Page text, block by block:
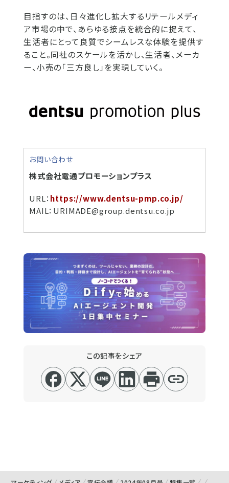
目指すのは、日々進化し拡大するリテールメディ
ア市場の中で、あらゆる接点を統合的に捉えて、
生活者にとって良質でシームレスな体験を提供す
ること。同社のスケールを活かし、生活者、メーカ
ー、小売の「三方良し」を実現していく。
お問い合わせ
株式会社電通プロモーションプラス
URL： https://www.dentsu-pmp.co.jp/
MAIL：URIMADE@group.dentsu.co.jp
この記事をシェア